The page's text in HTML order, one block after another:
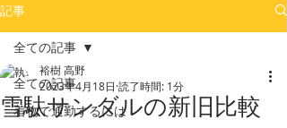
記事
全ての記事
着物で通勤するには
全ての記事
雪駄サンダルの新旧比較
裕樹 高野
2023年4月18日 読了時間: 1分